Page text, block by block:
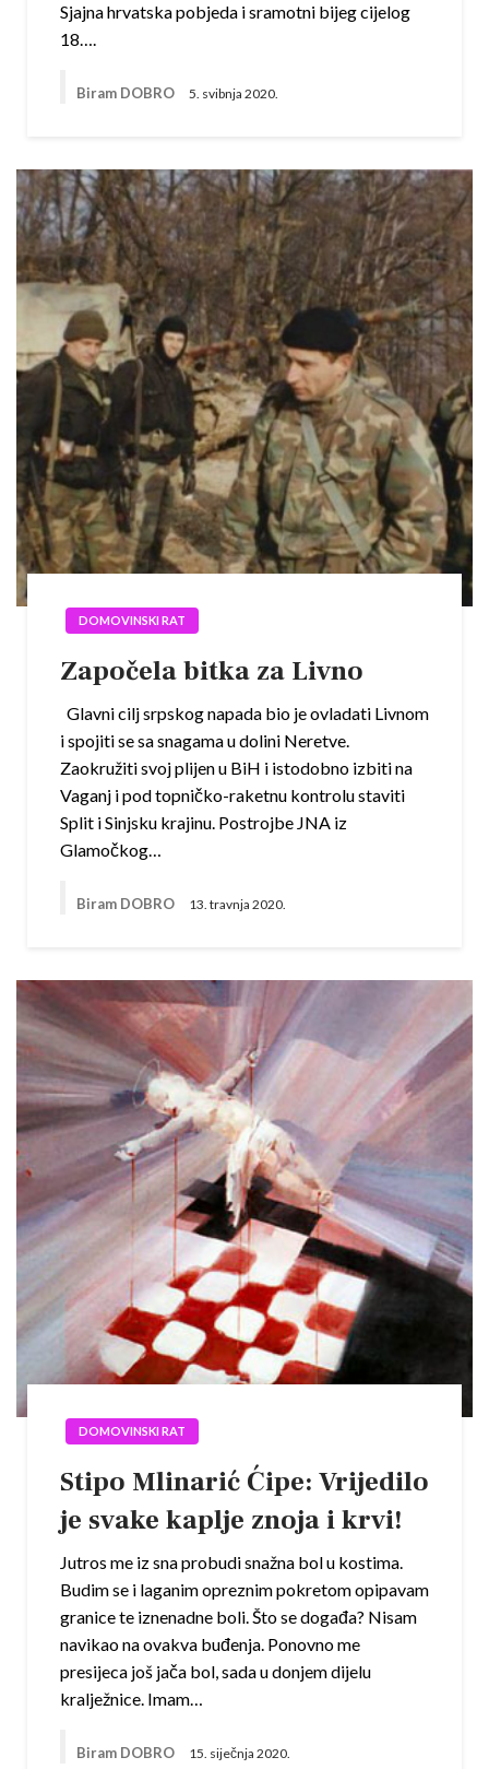
Sjajna hrvatska pobjeda i sramotni bijeg cijelog
18….
Biram DOBRO 5. svibnja 2020.
DOMOVINSKI RAT
Započela bitka za Livno
Glavni cilj srpskog napada bio je ovladati Livnom
i spojiti se sa snagama u dolini Neretve.
Zaokružiti svoj plijen u BiH i istodobno izbiti na
Vaganj i pod topničko-raketnu kontrolu staviti
Split i Sinjsku krajinu. Postrojbe JNA iz
Glamočkog…
Biram DOBRO 13. travnja 2020.
DOMOVINSKI RAT
Stipo Mlinarić Ćipe: Vrijedilo
je svake kaplje znoja i krvi!
Jutros me iz sna probudi snažna bol u kostima.
Budim se i laganim opreznim pokretom opipavam
granice te iznenadne boli. Što se događa? Nisam
navikao na ovakva buđenja. Ponovno me
presijeca još jača bol, sada u donjem dijelu
kralježnice. Imam…
Biram DOBRO 15. siječnja 2020.